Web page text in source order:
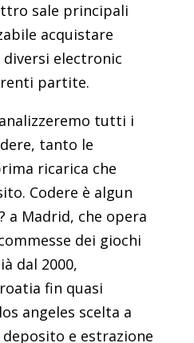
sale principali
acquistare
electronic
partite.
tutti i
tanto le
ricarica che
Codere è algun
a Madrid, che opera
dei giochi
dal 2000,
fin quasi
angeles scelta a
e estrazione